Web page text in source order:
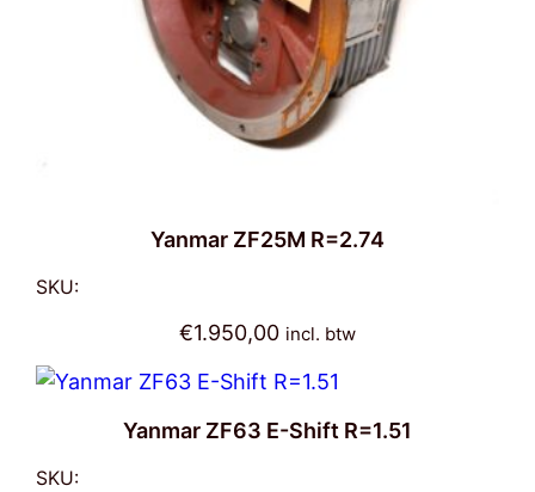
Yanmar ZF25M R=2.74
SKU:
€1.950,00 incl. btw
Yanmar ZF63 E-Shift R=1.51
SKU: